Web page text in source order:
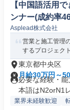
【中国語活用
ンナー(成約率
Asplead株式会社
営業と施工管理
するプロジェク
東京都中央区
月給30万円～
必要な経験・
本語はN2orN1
業界未経験歓迎